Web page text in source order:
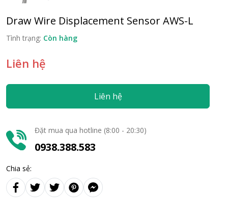
Draw Wire Displacement Sensor AWS-L
Tình trạng: Còn hàng
Liên hệ
Liên hệ
Đặt mua qua hotline (8:00 - 20:30)
0938.388.583
Chia sẻ: